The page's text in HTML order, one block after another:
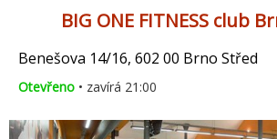
BIG ONE FITNESS club
Benešova 14/16, 602 00 Brno Střed
Otevřeno • zavírá 21:00